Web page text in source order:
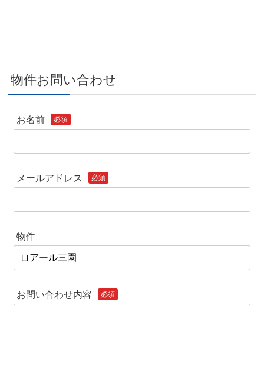
物件お問い合わせ
お名前 必須
メールアドレス 必須
物件
お問い合わせ内容 必須